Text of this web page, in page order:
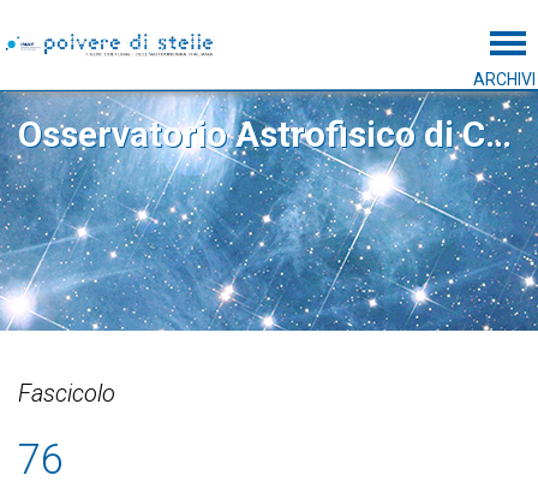
ARCHIVI
Osservatorio Astrofisico di Catania
Fascicolo
76